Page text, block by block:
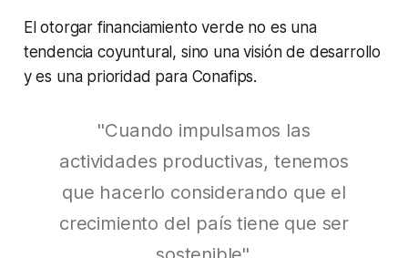
El otorgar financiamiento verde no es una
tendencia coyuntural, sino una visión de desarrollo
y es una prioridad para Conafips.
"Cuando impulsamos las
actividades productivas, tenemos
que hacerlo considerando que el
crecimiento del país tiene que ser